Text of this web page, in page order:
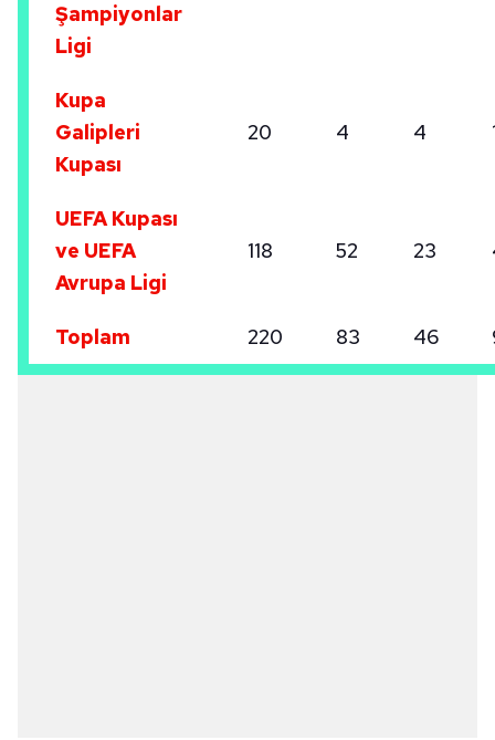
Şampiyonlar
Ligi
Kupa
Galipleri
Kupası
20 4 4
UEFA Kupası
ve UEFA
Avrupa Ligi
118 52 23
Toplam 220 83 46